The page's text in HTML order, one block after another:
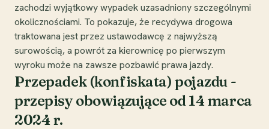
zachodzi wyjątkowy wypadek uzasadniony szczególnymi
okolicznościami. To pokazuje, że recydywa drogowa
traktowana jest przez ustawodawcę z najwyższą
surowością, a powrót za kierownicę po pierwszym
wyroku może na zawsze pozbawić prawa jazdy.
Przepadek (konfiskata) pojazdu -
przepisy obowiązujące od 14 marca
2024 r.